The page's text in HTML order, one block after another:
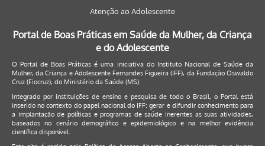
Atenção ao Adolescente
Portal de Boas Práticas em Saúde da Mulher, da Criança
e do Adolescente
O Portal de Boas Práticas é uma iniciativa do Instituto Nacional de Saúde da
Mulher, da Criança e Adolescente Fernandes Figueira (IFF), da Fundação Oswaldo
Cruz (Fiocruz), do Ministério da Saúde (MS).
Integrado por instituições de ensino e pesquisa de todo o Brasil, o Portal está
inserido no contexto do papel nacional do IFF: gerar e difundir conhecimento para
a implantação de políticas e programas de saúde inerentes as suas atividades,
baseados no cenário demográfico e epidemiológico e na melhor evidência
científica disponível.